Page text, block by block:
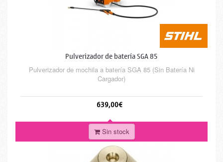
Pulverizador de batería SGA 85
Pulverizador de mochila a batería SGA 85 (Sin Batería Ni
Cargador)
639,00€
Sin stock